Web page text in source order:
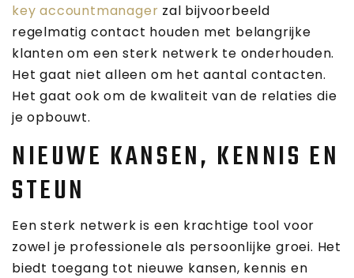
key accountmanager zal bijvoorbeeld
regelmatig contact houden met belangrijke
klanten om een sterk netwerk te onderhouden.
Het gaat niet alleen om het aantal contacten.
Het gaat ook om de kwaliteit van de relaties die
je opbouwt.
NIEUWE KANSEN, KENNIS EN
STEUN
Een sterk netwerk is een krachtige tool voor
zowel je professionele als persoonlijke groei. Het
biedt toegang tot nieuwe kansen, kennis en